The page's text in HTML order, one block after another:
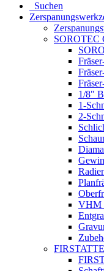
Suchen
SOROTEC
1/8"
1-
2-
VHM